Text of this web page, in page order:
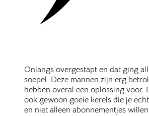
Onlangs overgestapt en dat ging
soepel. Deze mannen zijn erg
hebben overal een oplossing voor.
ook gewoon goeie kerels die je
en niet alleen abonnementjes